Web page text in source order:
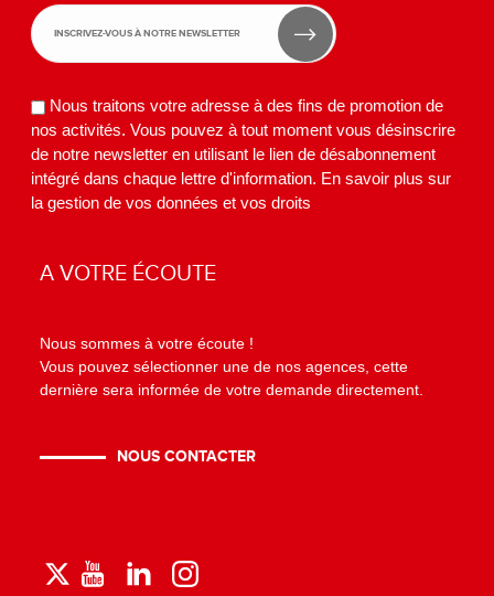
Nous traitons votre adresse à des fins de promotion de
nos activités. Vous pouvez à tout moment vous désinscrire
de notre newsletter en utilisant le lien de désabonnement
intégré dans chaque lettre d'information. En savoir plus sur
la gestion de vos données et vos droits
A VOTRE ÉCOUTE
Nous sommes à votre écoute !
Vous pouvez sélectionner une de nos agences, cette
dernière sera informée de votre demande directement.
NOUS CONTACTER